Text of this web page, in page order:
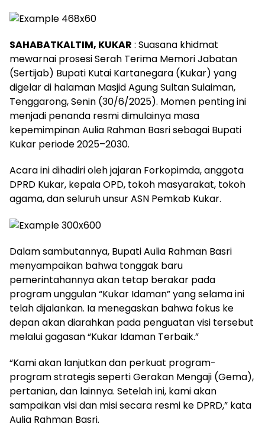
SAHABATKALTIM, KUKAR : Suasana khidmat
mewarnai prosesi Serah Terima Memori Jabatan
(Sertijab) Bupati Kutai Kartanegara (Kukar) yang
digelar di halaman Masjid Agung Sultan Sulaiman,
Tenggarong, Senin (30/6/2025). Momen penting ini
menjadi penanda resmi dimulainya masa
kepemimpinan Aulia Rahman Basri sebagai Bupati
Kukar periode 2025–2030.
Acara ini dihadiri oleh jajaran Forkopimda, anggota
DPRD Kukar, kepala OPD, tokoh masyarakat, tokoh
agama, dan seluruh unsur ASN Pemkab Kukar.
Dalam sambutannya, Bupati Aulia Rahman Basri
menyampaikan bahwa tonggak baru
pemerintahannya akan tetap berakar pada
program unggulan “Kukar Idaman” yang selama ini
telah dijalankan. Ia menegaskan bahwa fokus ke
depan akan diarahkan pada penguatan visi tersebut
melalui gagasan “Kukar Idaman Terbaik.”
“Kami akan lanjutkan dan perkuat program-
program strategis seperti Gerakan Mengaji (Gema),
pertanian, dan lainnya. Setelah ini, kami akan
sampaikan visi dan misi secara resmi ke DPRD,” kata
Aulia Rahman Basri.